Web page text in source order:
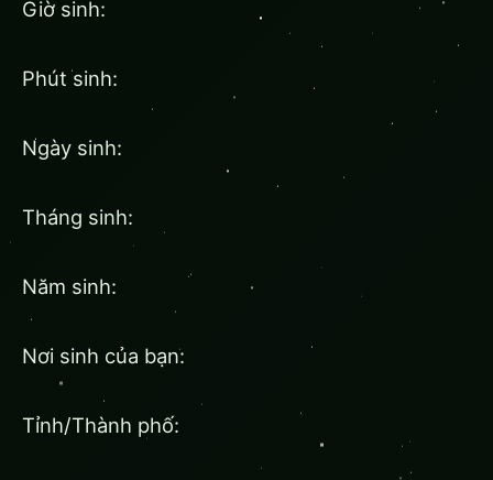
Giờ sinh:
Phút sinh:
Ngày sinh:
Tháng sinh:
Năm sinh:
Nơi sinh của bạn:
Tỉnh/Thành phố: